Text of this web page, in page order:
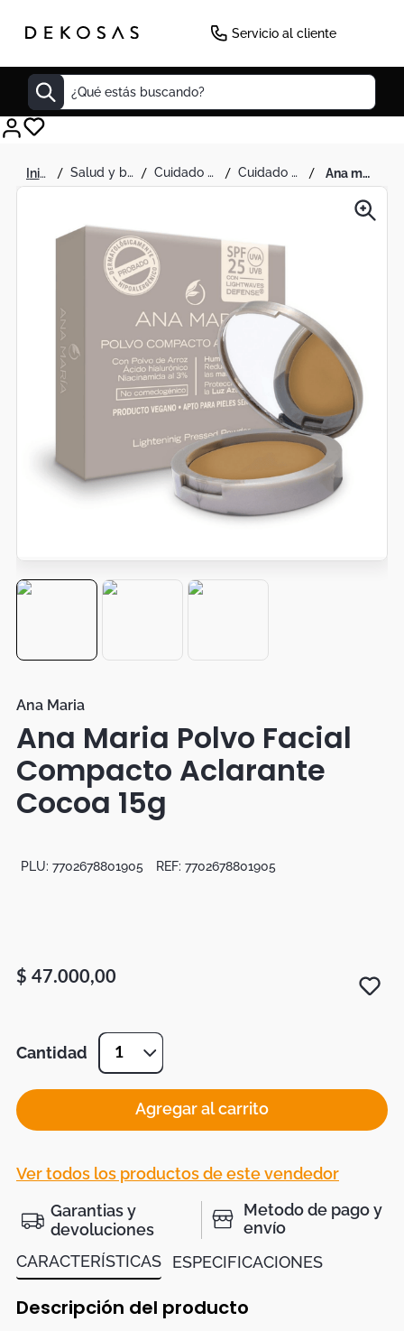
Servicio al cliente
¿Qué estás buscando?
salud y belleza cuidado personal cuidado facial ana maria polvo facial compacto aclarante cocoa 15g
Ana Maria
Ana Maria Polvo Facial
Compacto Aclarante
Cocoa 15g
PLU: 7702678801905 REF: 7702678801905
$ 47.000,00
Cantidad 1
Agregar al carrito
Ver todos los productos de este vendedor
Garantias y
devoluciones
Metodo de pago y
envío
CARACTERÍSTICAS
ESPECIFICACIONES
Descripción del producto
Decoracion
Cuadro